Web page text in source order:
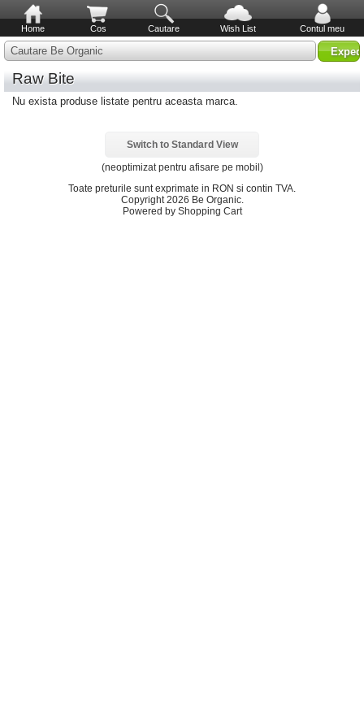
Home Cos Cautare Wish List Contul meu
Cautare Be Organic
Raw Bite
Nu exista produse listate pentru aceasta marca.
Switch to Standard View
(neoptimizat pentru afisare pe mobil)
Toate preturile sunt exprimate in RON si contin TVA.
Copyright 2026 Be Organic.
Powered by Shopping Cart